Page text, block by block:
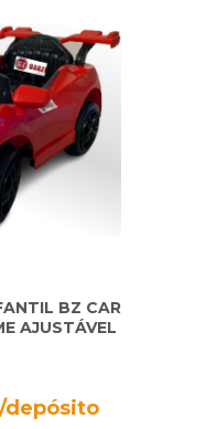
BZ CAR
AJUSTÁVEL
depósito